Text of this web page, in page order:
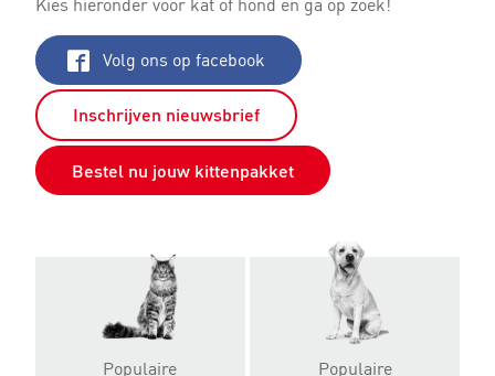
Volg ons op facebook
Inschrijven nieuwsbrief
Bestel nu jouw kittenpakket
Populaire
Populaire